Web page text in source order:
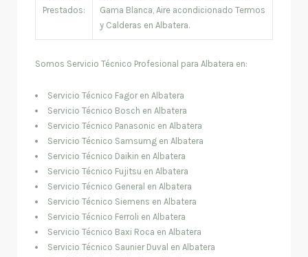
Prestados:
Gama Blanca, Aire acondicionado Termos
y Calderas en Albatera.
Somos Servicio Técnico Profesional para Albatera en:
Servicio Técnico Fagor en Albatera
Servicio Técnico Bosch en Albatera
Servicio Técnico Panasonic en Albatera
Servicio Técnico Samsumg en Albatera
Servicio Técnico Daikin en Albatera
Servicio Técnico Fujitsu en Albatera
Servicio Técnico General en Albatera
Servicio Técnico Siemens en Albatera
Servicio Técnico Ferroli en Albatera
Servicio Técnico Baxi Roca en Albatera
Servicio Técnico Saunier Duval en Albatera